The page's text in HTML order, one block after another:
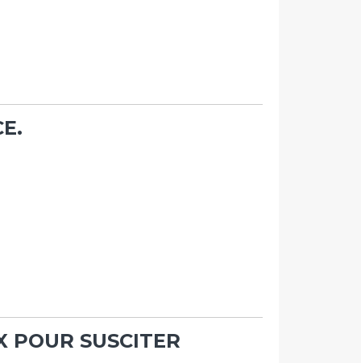
POUR SUSCITER